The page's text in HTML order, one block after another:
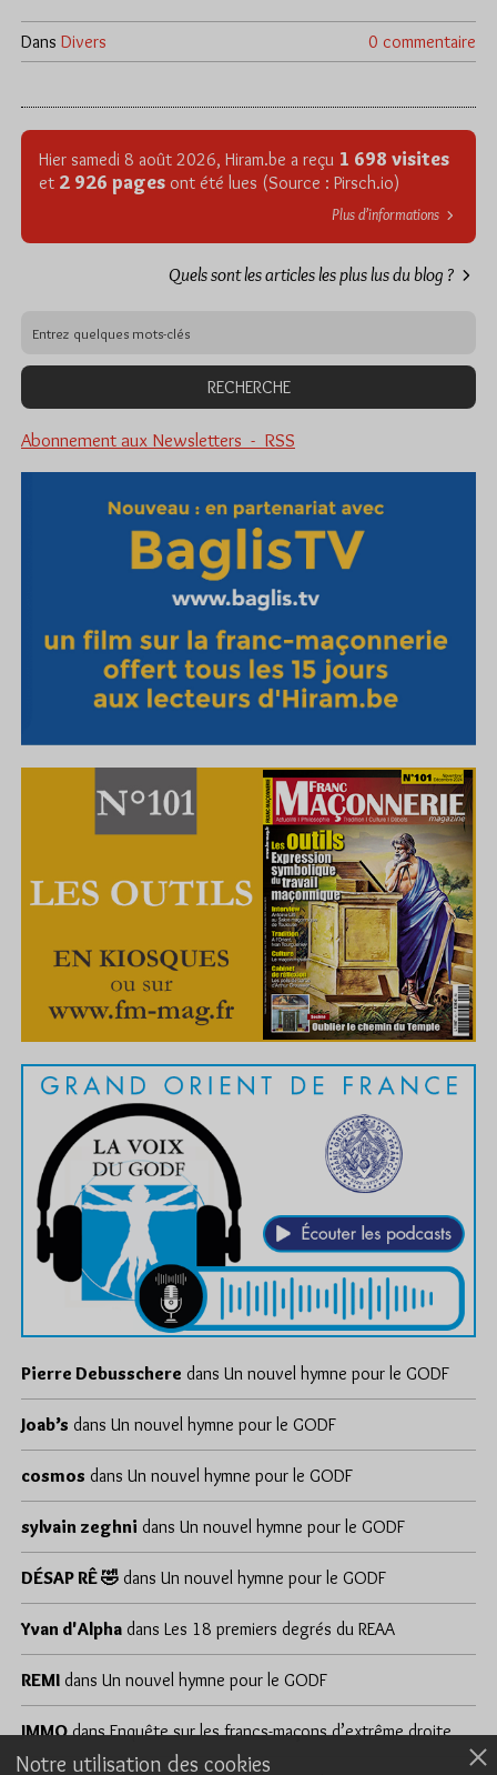
Dans Divers 0 commentaire
Hier samedi 8 août 2026, Hiram.be a reçu 1 698 visites
et 2 926 pages ont été lues (Source : Pirsch.io)
Plus d’informations
Quels sont les articles les plus lus du blog ?
Abonnement aux Newsletters - RSS
Pierre Debusschere dans Un nouvel hymne pour le GODF
Joab’s dans Un nouvel hymne pour le GODF
cosmos dans Un nouvel hymne pour le GODF
sylvain zeghni dans Un nouvel hymne pour le GODF
DÉSAP RÊ 🤣 dans Un nouvel hymne pour le GODF
Yvan d'Alpha dans Les 18 premiers degrés du REAA
REMI dans Un nouvel hymne pour le GODF
JMMOdansEnquête sur les francs-maçons d’extrême droite
Notre utilisation des cookies